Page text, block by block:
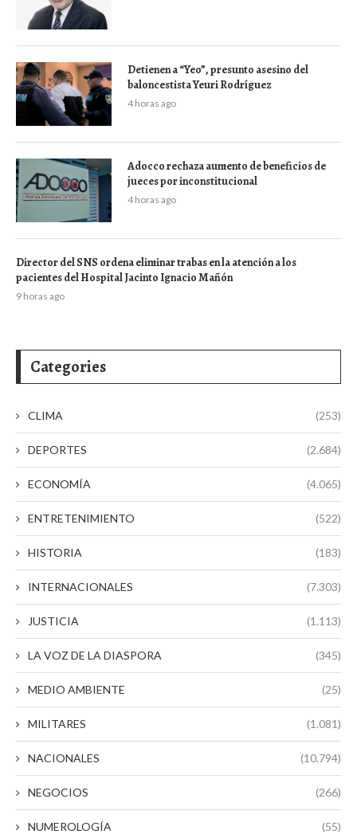
Detienen a “Yeo”, presunto asesino del
baloncestista Yeuri Rodríguez
4 horas ago
Adocco rechaza aumento de beneficios de
jueces por inconstitucional
4 horas ago
Director del SNS ordena eliminar trabas en la atención a los
pacientes del Hospital Jacinto Ignacio Mañón
9 horas ago
Categories
CLIMA (253)
DEPORTES (2.684)
ECONOMÍA (4.065)
ENTRETENIMIENTO (522)
HISTORIA (183)
INTERNACIONALES (7.303)
JUSTICIA (1.113)
LA VOZ DE LA DIASPORA (345)
MEDIO AMBIENTE (25)
MILITARES (1.081)
NACIONALES (10.794)
NEGOCIOS (266)
NUMEROLOGÍA (55)